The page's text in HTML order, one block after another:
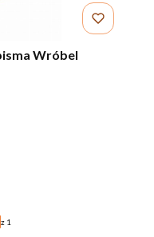
Nauczanie i doskonalenie pisma Wróbel
z 1